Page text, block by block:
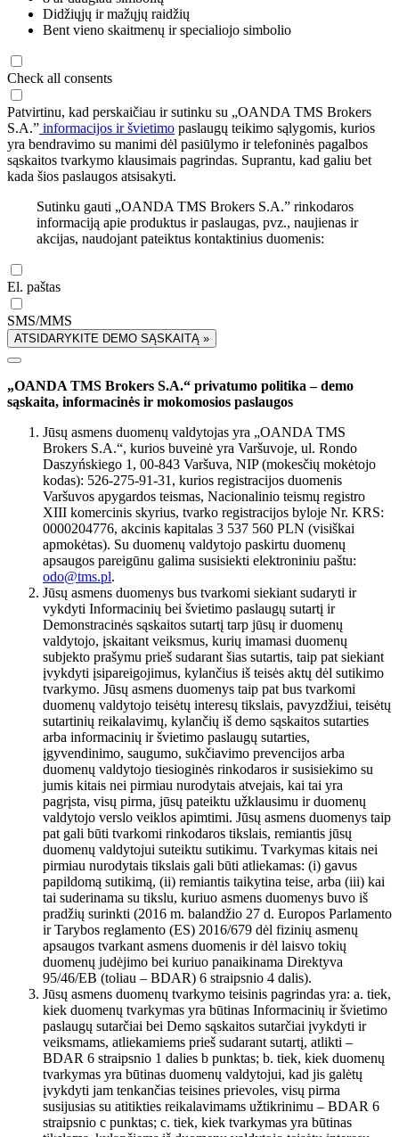
Didžiųjų ir mažųjų raidžių
Bent vieno skaitmenų ir specialiojo simbolio
Check all consents
Patvirtinu, kad perskaičiau ir sutinku su „OANDA TMS Brokers
S.A.” informacijos ir švietimo paslaugų teikimo sąlygomis, kurios
yra bendravimo su manimi dėl pasiūlymo ir telefoninės pagalbos
sąskaitos tvarkymo klausimais pagrindas. Suprantu, kad galiu bet
kada šios paslaugos atsisakyti.
Sutinku gauti „OANDA TMS Brokers S.A.” rinkodaros
informaciją apie produktus ir paslaugas, pvz., naujienas ir
akcijas, naudojant pateiktus kontaktinius duomenis:
El. paštas
SMS/MMS
ATSIDARYKITE DEMO SĄSKAITĄ »
„OANDA TMS Brokers S.A.“ privatumo politika – demo
sąskaita, informacinės ir mokomosios paslaugos
Jūsų asmens duomenų valdytojas yra „OANDA TMS
Brokers S.A.“, kurios buveinė yra Varšuvoje, ul. Rondo
Daszyńskiego 1, 00-843 Varšuva, NIP (mokesčių mokėtojo
kodas): 526-275-91-31, kurios registracijos duomenis
Varšuvos apygardos teismas, Nacionalinio teismų registro
XIII komercinis skyrius, tvarko registracijos byloje Nr. KRS:
0000204776, akcinis kapitalas 3 537 560 PLN (visiškai
apmokėtas). Su duomenų valdytojo paskirtu duomenų
apsaugos pareigūnu galima susisiekti elektroniniu paštu:
odo@tms.pl.
Jūsų asmens duomenys bus tvarkomi siekiant sudaryti ir
vykdyti Informacinių bei švietimo paslaugų sutartį ir
Demonstracinės sąskaitos sutartį tarp jūsų ir duomenų
valdytojo, įskaitant veiksmus, kurių imamasi duomenų
subjekto prašymu prieš sudarant šias sutartis, taip pat siekiant
įvykdyti įsipareigojimus, kylančius iš teisės aktų dėl sutikimo
tvarkymo. Jūsų asmens duomenys taip pat bus tvarkomi
duomenų valdytojo teisėtų interesų tikslais, pavyzdžiui, teisėtų
sutartinių reikalavimų, kylančių iš demo sąskaitos sutarties
arba informacinių ir švietimo paslaugų sutarties,
įgyvendinimo, saugumo, sukčiavimo prevencijos arba
duomenų valdytojo tiesioginės rinkodaros ir susisiekimo su
jumis kitais nei pirmiau nurodytais atvejais, kai tai yra
pagrįsta, visų pirma, jūsų pateiktu užklausimu ir duomenų
valdytojo verslo veiklos apimtimi. Jūsų asmens duomenys taip
pat gali būti tvarkomi rinkodaros tikslais, remiantis jūsų
duomenų valdytojui suteiktu sutikimu. Tvarkymas kitais nei
pirmiau nurodytais tikslais gali būti atliekamas: (i) gavus
papildomą sutikimą, (ii) remiantis taikytina teise, arba (iii) kai
tai suderinama su tikslu, kuriuo asmens duomenys buvo iš
pradžių surinkti (2016 m. balandžio 27 d. Europos Parlamento
ir Tarybos reglamento (ES) 2016/679 dėl fizinių asmenų
apsaugos tvarkant asmens duomenis ir dėl laisvo tokių
duomenų judėjimo bei kuriuo panaikinama Direktyva
95/46/EB (toliau – BDAR) 6 straipsnio 4 dalis).
Jūsų asmens duomenų tvarkymo teisinis pagrindas yra: a. tiek,
kiek duomenų tvarkymas yra būtinas Informacinių ir švietimo
paslaugų sutarčiai bei Demo sąskaitos sutarčiai įvykdyti ir
veiksmams, atliekamiems prieš sudarant sutartį, atlikti –
BDAR 6 straipsnio 1 dalies b punktas; b. tiek, kiek duomenų
tvarkymas yra būtinas duomenų valdytojui, kad jis galėtų
įvykdyti jam tenkančias teisines prievoles, visų pirma
susijusias su atitikties reikalavimams užtikrinimu – BDAR 6
straipsnio c punktas; c. tiek, kiek tvarkymas yra būtinas